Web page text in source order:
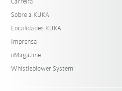
Carreira
Sobre a KUKA
Localidades KUKA
Imprensa
iiMagazine
Whistleblower System